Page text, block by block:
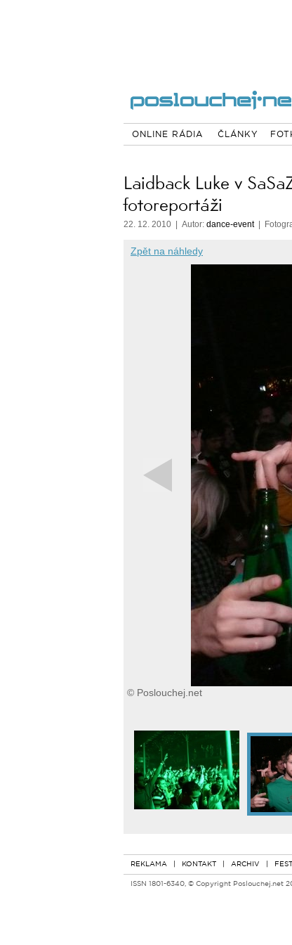
ONLINE RÁDIA ČLÁNKY
Laidback Luke v
fotoreportáži
22. 12. 2010 | Autor: dance-event|
Zpět na náhledy
© Poslouchej.net
REKLAMA | KONTAKT | ARCHIV |
ISSN 1801-6340, © Copyright Poslouchej.net